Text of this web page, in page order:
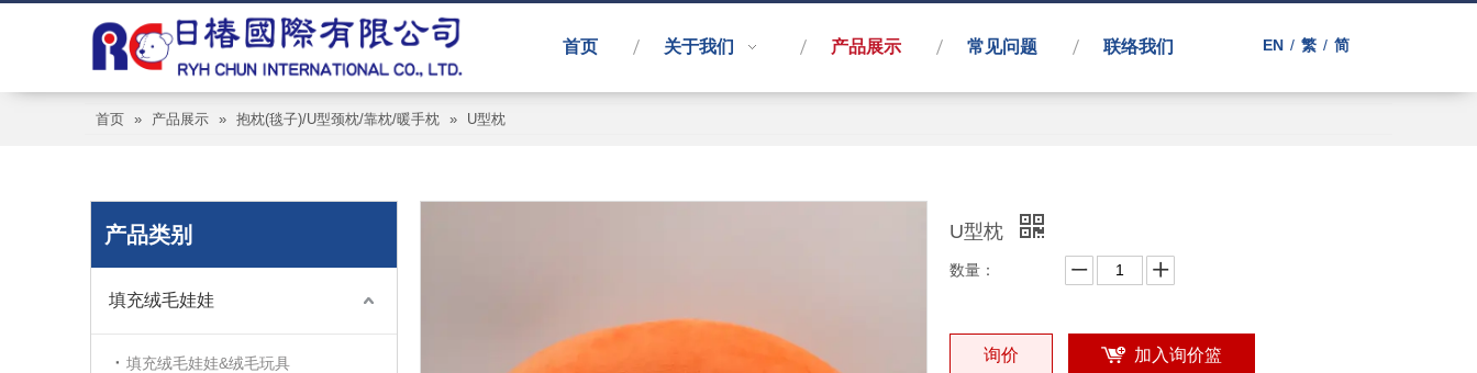
首页 关于我们 产品展示 常见问题 联络我们 EN / 繁 / 简
首页 » 产品展示 » 抱枕(毯子)/U型颈枕/靠枕/暖手枕 » U型枕
产品类别
填充绒毛娃娃
填充绒毛娃娃&绒毛玩具
U型枕
数量：
询价 加入询价篮